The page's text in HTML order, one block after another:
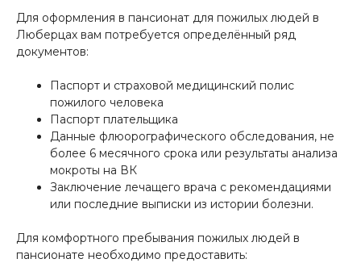
Для оформления в пансионат для пожилых людей в
Люберцах вам потребуется определённый ряд
документов:
Паспорт и страховой медицинский полис
пожилого человека
Паспорт плательщика
Данные флюорографического обследования, не
более 6 месячного срока или результаты анализа
мокроты на ВК
Заключение лечащего врача с рекомендациями
или последние выписки из истории болезни.
Для комфортного пребывания пожилых людей в
пансионате необходимо предоставить: